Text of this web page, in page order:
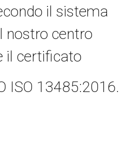
il sistema
nostro centro
il certificato
ISO 13485:2016.